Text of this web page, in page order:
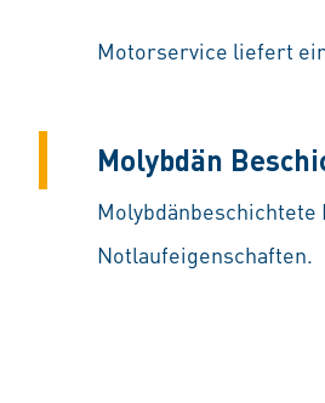
Motorservice liefert
Molybdän
Notlaufeigenschaften.